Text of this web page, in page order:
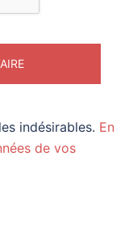
indésirables. En
de vos